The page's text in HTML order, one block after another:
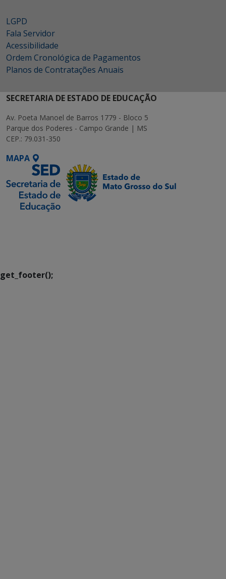
LGPD
Fala Servidor
Acessibilidade
Ordem Cronológica de Pagamentos
Planos de Contratações Anuais
SECRETARIA DE ESTADO DE EDUCAÇÃO
Av. Poeta Manoel de Barros 1779 - Bloco 5
Parque dos Poderes - Campo Grande | MS
CEP.: 79.031-350
MAPA
get_footer();